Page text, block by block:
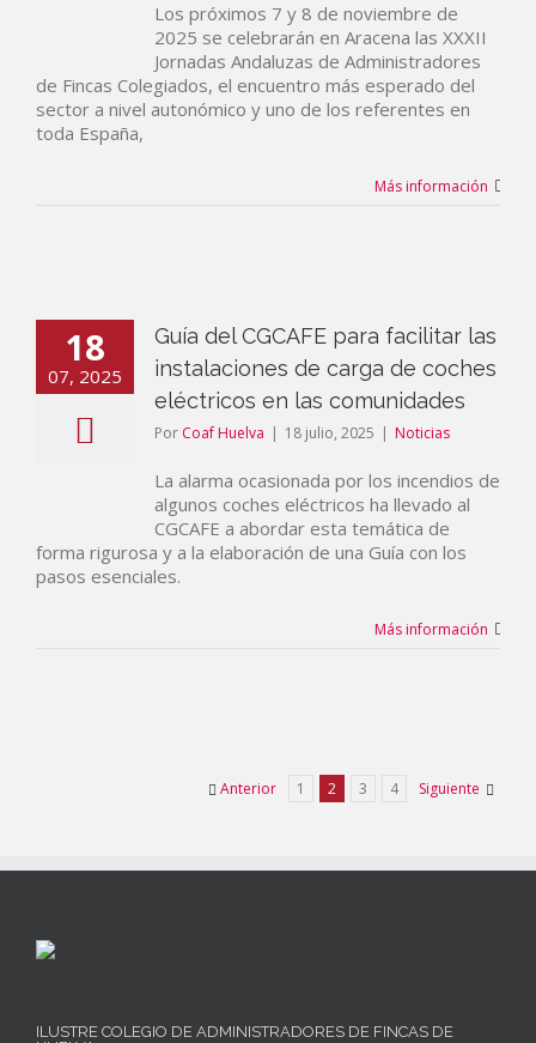
Los próximos 7 y 8 de noviembre de
2025 se celebrarán en Aracena las XXXII
Jornadas Andaluzas de Administradores
de Fincas Colegiados, el encuentro más esperado del
sector a nivel autonómico y uno de los referentes en
toda España,
Más información
18
07, 2025
Guía del CGCAFE para facilitar las
instalaciones de carga de coches
eléctricos en las comunidades
Por Coaf Huelva | 18 julio, 2025 | Noticias
La alarma ocasionada por los incendios de
algunos coches eléctricos ha llevado al
CGCAFE a abordar esta temática de
forma rigurosa y a la elaboración de una Guía con los
pasos esenciales.
Más información
Anterior 1 2 3 4 Siguiente
ILUSTRE COLEGIO DE ADMINISTRADORES DE FINCAS DE